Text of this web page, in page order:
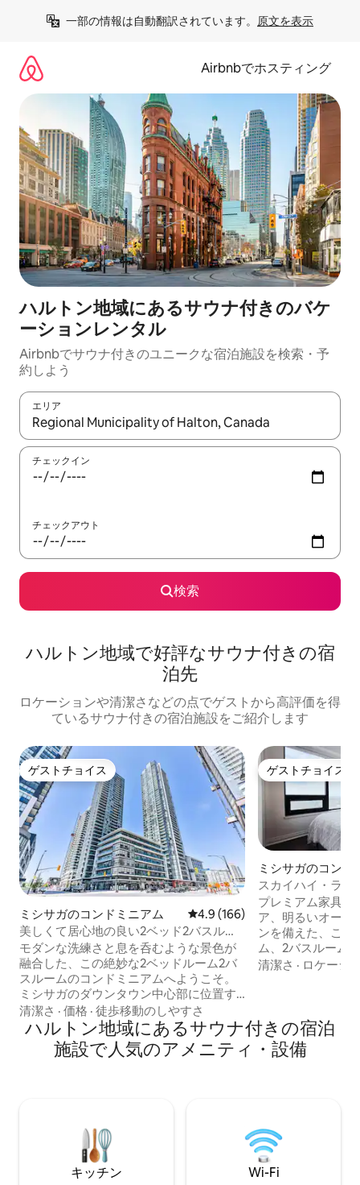
一部の情報は自動翻訳されています。 原文を表示
Airbnbでホスティング
ハルトン地域にあるサウナ付きのバケ
ーションレンタル
Airbnbでサウナ付きのユニークな宿泊施設を検索・予
約しよう
エリア
検索結果が表示されたら、上下の矢印キーを使って移動するか
チェックイン
チェックアウト
検索
ハルトン地域で好評なサウナ付きの宿
泊先
ロケーションや清潔さなどの点でゲストから高評価を得
ているサウナ付きの宿泊施設をご紹介します
ゲストチョイス
ゲストチョイス
ミシサガのコンドミニアム レビュー166件、5つ星中4.9つ
4.9 (166)
美しくて居心地の良い2ベッド2バスルー
ムのコンドミニアム、スクエア1まで徒歩
圏内
モダンな洗練さと息を呑むような景色が
融合した、この絶妙な2ベッドルーム2バ
スルームのコンドミニアムへようこそ。
ミシサガのダウンタウン中心部に位置す
るこのプライベートコーナーユニット
は、あなたが求めているものすべてを備
えています。 このユニットのすべてが新
品です。 清潔さと5つ星の滞在を提供する
ルーム、音楽室、ゲームルームなど、す
べてのゲストがご利用いただけるアメニ
ティが揃っています。
清潔さ · 価格 · 徒歩移動のしやすさ
ゲストチョイス
ゲストチョイス
ミシサガのコンド
スカイハイ・ラグ
レイクビュー｜ジ
プレミアム家具、
ア、明るいオープ
ンを備えた、こだ
ム、2バスルーム
で、洗練されたモ
しみください。ビ
ル、ご家族、また
す。 ミシサガの中心部、スクエアワンと
清潔さ · ロケーシ
ハルトン地域にあるサウナ付きの宿泊
施設で人気のアメニティ・設備
キッチン Wi-Fi